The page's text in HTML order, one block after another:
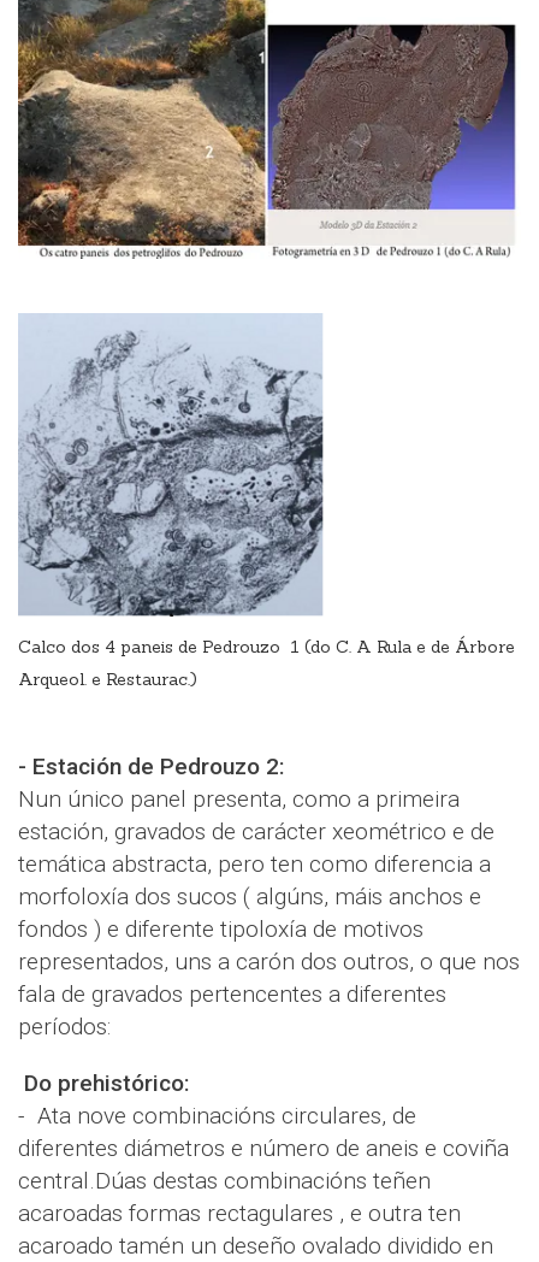
Calco dos 4 paneis de Pedrouzo 1 (do C. A Rula e de Árbore
Arqueol. e Restaurac.)
- Estación de Pedrouzo 2:
Nun único panel presenta, como a primeira
estación, gravados de carácter xeométrico e de
temática abstracta, pero ten como diferencia a
morfoloxía dos sucos ( algúns, máis anchos e
fondos ) e diferente tipoloxía de motivos
representados, uns a carón dos outros, o que nos
fala de gravados pertencentes a diferentes
períodos:
Do prehistórico:
- Ata nove combinacións circulares, de
diferentes diámetros e número de aneis e coviña
central.Dúas destas combinacións teñen
acaroadas formas rectagulares , e outra ten
acaroado tamén un deseño ovalado dividido en